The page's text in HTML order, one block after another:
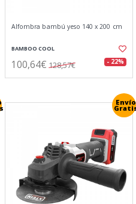
Alfombra bambú yeso 140 x 200 cm
BAMBOO COOL
100,64€ 128,57€ - 22%
Envío